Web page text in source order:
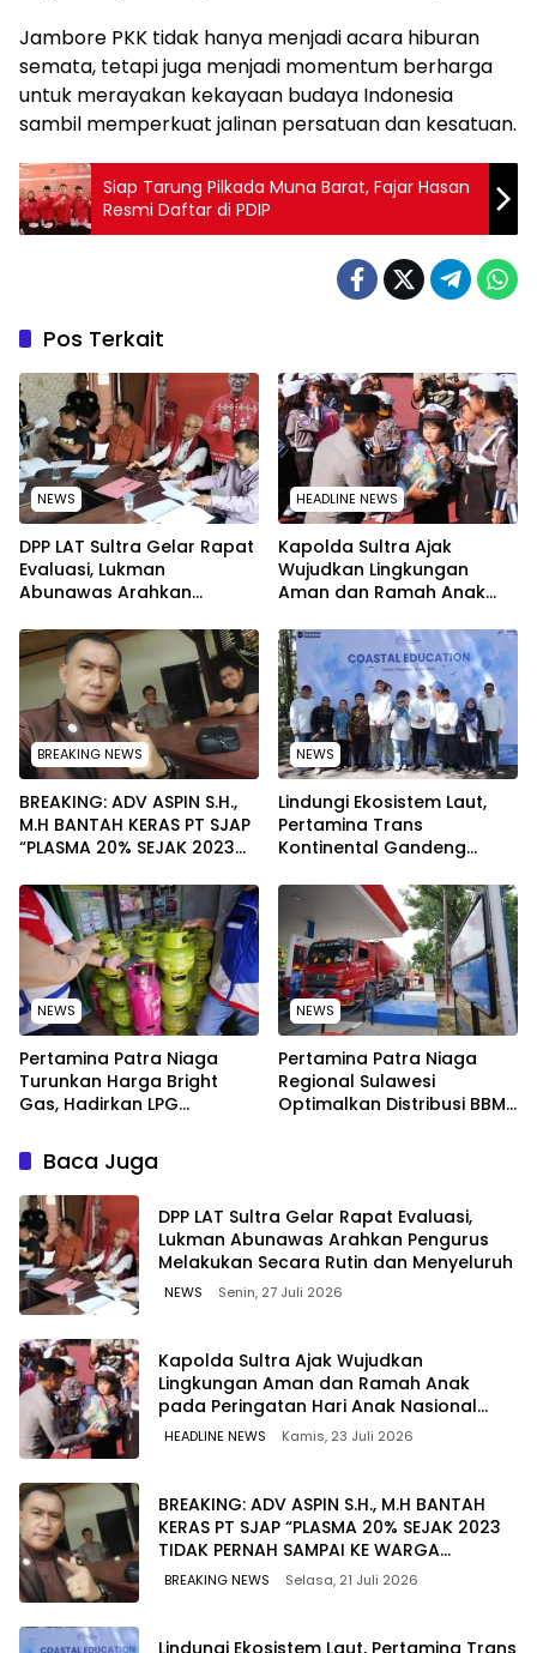
Jambore PKK tidak hanya menjadi acara hiburan
semata, tetapi juga menjadi momentum berharga
untuk merayakan kekayaan budaya Indonesia
sambil memperkuat jalinan persatuan dan kesatuan.
Siap Tarung Pilkada Muna Barat, Fajar Hasan
Resmi Daftar di PDIP
Pos Terkait
NEWS
‎DPP LAT Sultra Gelar Rapat
Evaluasi, Lukman
Abunawas Arahkan
Secara Rutin dan
Menyeluruh
HEADLINE NEWS
Kapolda Sultra Ajak
Wujudkan Lingkungan
Aman dan Ramah Anak
Nasional 2026
BREAKING NEWS
BREAKING: ADV ASPIN S.H.,
M.H BANTAH KERAS PT SJAP
“PLASMA 20% SEJAK 2023
WARGA WAWOONE!
NEWS
Lindungi Ekosistem Laut,
Pertamina Trans
Kontinental Gandeng
Kebersihan Pantai di
Bitung, Sulawesi
NEWS
Pertamina Patra Niaga
Turunkan Harga Bright
Gas, Hadirkan LPG
Lebih Kompetitif
NEWS
Pertamina Patra Niaga
Regional Sulawesi
Optimalkan Distribusi BBM
Baca Juga
‎DPP LAT Sultra Gelar Rapat Evaluasi,
Lukman Abunawas Arahkan Pengurus
Melakukan Secara Rutin dan Menyeluruh
NEWS Senin, 27 Juli 2026
Kapolda Sultra Ajak Wujudkan
Lingkungan Aman dan Ramah Anak
pada Peringatan Hari Anak Nasional
2026
HEADLINE NEWS Kamis, 23 Juli 2026
BREAKING: ADV ASPIN S.H., M.H BANTAH
KERAS PT SJAP “PLASMA 20% SEJAK 2023
TIDAK PERNAH SAMPAI KE WARGA
WAWOONE!
BREAKING NEWS Selasa, 21 Juli 2026
Lindungi Ekosistem Laut, Pertamina Trans